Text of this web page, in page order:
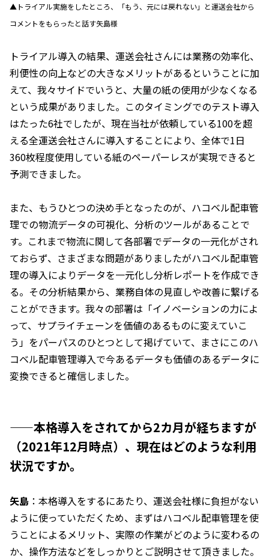
▲トライアル実施をしたところ、「もう、元には戻れない」と運送会社から
コメントをもらったと話す矢島様
トライアル導入の結果、運送会社さんには業務の効率化、
利便性の向上などの大きなメリットがあるということに加
えて、我々サイドでいうと、大量の紙の使用が少なくなる
という成果がありました。このタイミングでのテスト導入
はたった6社でしたが、現在当社が依頼している100を超
える全運送会社さんに導入することにより、全体で1日
360枚程度使用している紙のペーパーレスが実現できると
予測できました。
また、もうひとつの決め手となったのが、ハコベル配車管
理での物流データの可視化、分析のツールがあることで
す。これまで物流に関して各部署でデータの一元化がされ
ておらず、さまざまな問題がありましたがハコベル配車管
理の導入によりデータを一元化し分析レポートを作成でき
る。その分析結果から、業務自体の見直しや改善に繋げる
ことができます。我々の部署は「イノベーションの力によ
って、サプライチェーンを価値のあるものに変えていこ
う」をパーパスのひとつとして掲げていて、まさにこのハ
コベル配車管理導入で今あるデータも価値のあるデータに
変換できると確信しました。
——本格導入をされてから2カ月が経ちますが
（2021年12月時点）、現在はどのような利用
状況ですか。
矢島 ：本格導入をするにあたり、運送会社様に負担がない
ように使っていただくため、まずはハコベル配車管理を使
うことによるメリット、実際の作業がどのように変わるの
か、操作方法などをしっかりとご説明させて頂きました。